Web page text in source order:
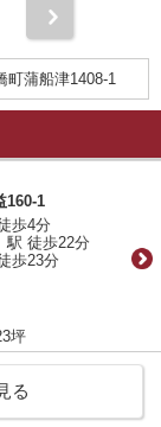
町蒲船津1408-1
1
歩4分
駅 徒歩22分
歩23分
坪
る